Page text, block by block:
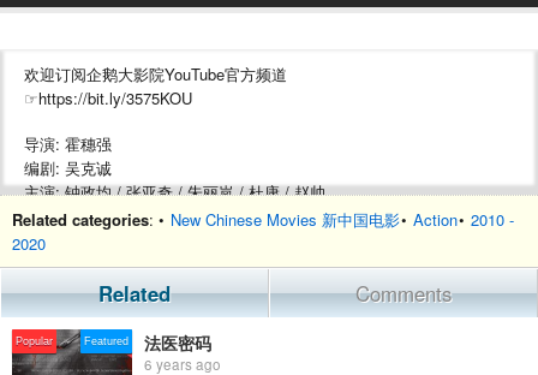
欢迎订阅企鹅大影院YouTube官方频道
☞https://bit.ly/3575KOU
导演: 霍穗强
编剧: 吴克诚
主演: 钟政均 / 张亚奇 / 朱丽岚 / 杜康 / 赵帅
类型: 动作 / 武侠 / 古装
剧情简介：大赵王朝元武十二年，魔教肆虐惑乱众生，加之时逢天灾，
百姓苦不堪言。皇帝赵许命镇魔司统领张谦清剿魔教，国师莫凡告知张
谦魔教总舵所处冀州。但张谦却命爱将萧震赴幽州秘密执行清剿任务，
自己假意赴冀州。就这样，镇魔司四大高手萧震、花无常、宁无谋、关
闯启程幽州，一场血雨腥风即将到来。
Related categories: • New Chinese Movies 新中国电影• Action• 2010 -
2020
Related Comments
Popular Featured 法医密码
6 years ago